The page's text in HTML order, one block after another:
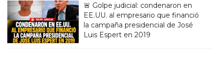
🚨 Golpe judicial: condenaron en
EE.UU. al empresario que financió
la campaña presidencial de José
Luis Espert en 2019